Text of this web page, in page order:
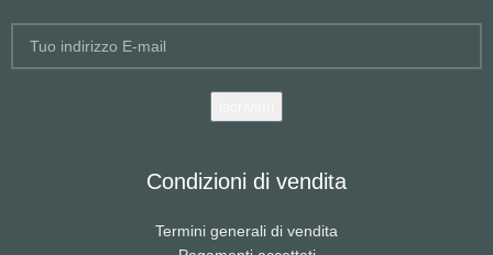
Condizioni di vendita
Termini generali di vendita